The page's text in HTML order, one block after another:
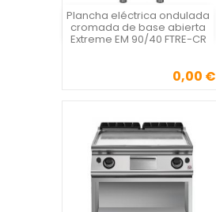
Plancha eléctrica ondulada
cromada de base abierta
Extreme EM 90/40 FTRE-CR
Precio0,00 €

Vista rápida